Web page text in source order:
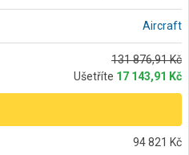
Aircraft
131 876,91 Kč
Ušetříte 17 143,91 Kč
94 821 Kč